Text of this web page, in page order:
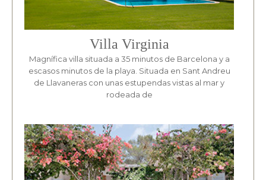
Villa Virginia
Magnífica villa situada a 35 minutos de Barcelona y a
escasos minutos de la playa. Situada en Sant Andreu
de Llavaneras con unas estupendas vistas al mar y
rodeada de